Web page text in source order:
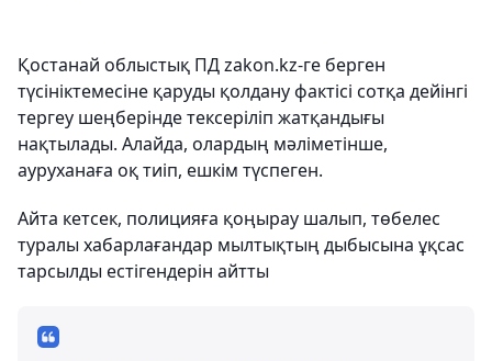
Қостанай облыстық ПД zakon.kz-ге берген
түсініктемесіне қаруды қолдану фактісі сотқа дейінгі
тергеу шеңберінде тексеріліп жатқандығы
нақтылады. Алайда, олардың мәліметінше,
ауруханаға оқ тиіп, ешкім түспеген.
Айта кетсек, полицияға қоңырау шалып, төбелес
туралы хабарлағандар мылтықтың дыбысына ұқсас
тарсылды естігендерін айтты